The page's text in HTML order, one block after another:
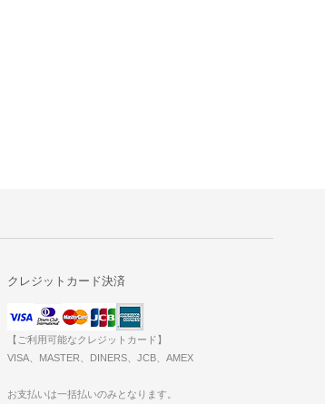
クレジットカード決済
【ご利用可能なクレジットカード】
VISA、MASTER、DINERS、JCB、AMEX
お支払いは一括払いのみとなります。